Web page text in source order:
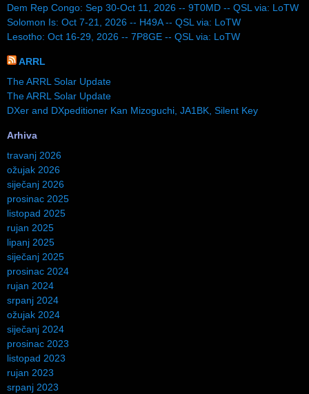
Dem Rep Congo: Sep 30-Oct 11, 2026 -- 9T0MD -- QSL via: LoTW
Solomon Is: Oct 7-21, 2026 -- H49A -- QSL via: LoTW
Lesotho: Oct 16-29, 2026 -- 7P8GE -- QSL via: LoTW
ARRL
The ARRL Solar Update
The ARRL Solar Update
DXer and DXpeditioner Kan Mizoguchi, JA1BK, Silent Key
Arhiva
travanj 2026
ožujak 2026
siječanj 2026
prosinac 2025
listopad 2025
rujan 2025
lipanj 2025
siječanj 2025
prosinac 2024
rujan 2024
srpanj 2024
ožujak 2024
siječanj 2024
prosinac 2023
listopad 2023
rujan 2023
srpanj 2023